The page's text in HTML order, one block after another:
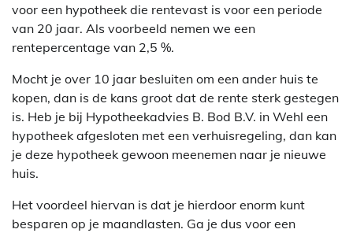
voor een hypotheek die rentevast is voor een periode
van 20 jaar. Als voorbeeld nemen we een
rentepercentage van 2,5 %.
Mocht je over 10 jaar besluiten om een ander huis te
kopen, dan is de kans groot dat de rente sterk gestegen
is. Heb je bij Hypotheekadvies B. Bod B.V. in Wehl een
hypotheek afgesloten met een verhuisregeling, dan kan
je deze hypotheek gewoon meenemen naar je nieuwe
huis.
Het voordeel hiervan is dat je hierdoor enorm kunt
besparen op je maandlasten. Ga je dus voor een